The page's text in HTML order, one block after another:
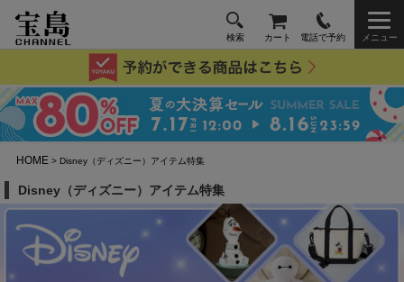
検索 カート 電話で予約 メニュー
HOME > Disney（ディズニー）アイテム特集
Disney（ディズニー）アイテム特集